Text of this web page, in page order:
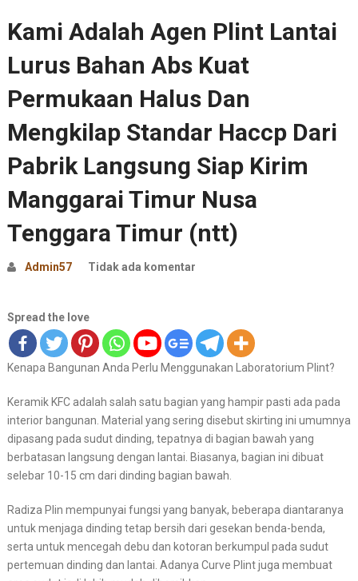
Kami Adalah Agen Plint Lantai
Lurus Bahan Abs Kuat
Permukaan Halus Dan
Mengkilap Standar Haccp Dari
Pabrik Langsung Siap Kirim
Manggarai Timur Nusa
Tenggara Timur (ntt)
Admin57 Tidak ada komentar
Spread the love
Kenapa Bangunan Anda Perlu Menggunakan Laboratorium Plint?
Keramik KFC adalah salah satu bagian yang hampir pasti ada pada
interior bangunan. Material yang sering disebut skirting ini umumnya
dipasang pada sudut dinding, tepatnya di bagian bawah yang
berbatasan langsung dengan lantai. Biasanya, bagian ini dibuat
selebar 10-15 cm dari dinding bagian bawah.
Radiza Plin mempunyai fungsi yang banyak, beberapa diantaranya
untuk menjaga dinding tetap bersih dari gesekan benda-benda,
serta untuk mencegah debu dan kotoran berkumpul pada sudut
pertemuan dinding dan lantai. Adanya Curve Plint juga membuat